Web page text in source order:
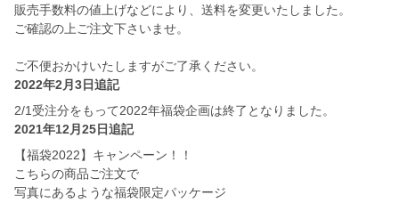
販売手数料の値上げなどにより、送料を変更いたしました。
ご確認の上ご注文下さいませ。
ご不便おかけいたしますがご了承ください。
2022年2月3日追記
2/1受注分をもって2022年福袋企画は終了となりました。
2021年12月25日追記
【福袋2022】キャンペーン！！
こちらの商品ご注文で
写真にあるような福袋限定パッケージ